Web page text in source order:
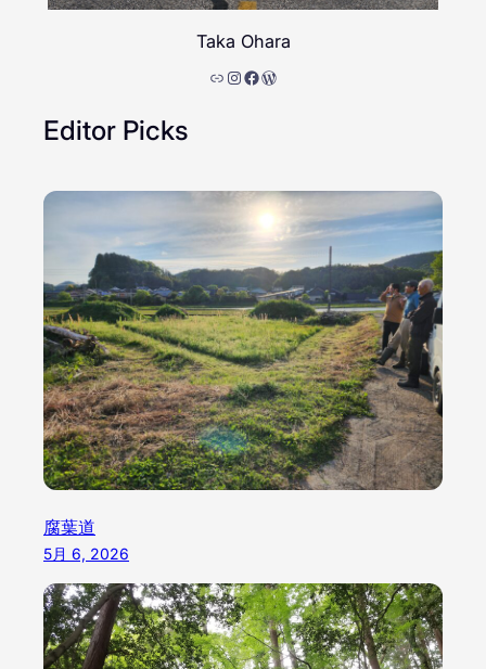
Taka Ohara
リンク Instagram Facebook WordPress
Editor Picks
腐葉道
5月 6, 2026